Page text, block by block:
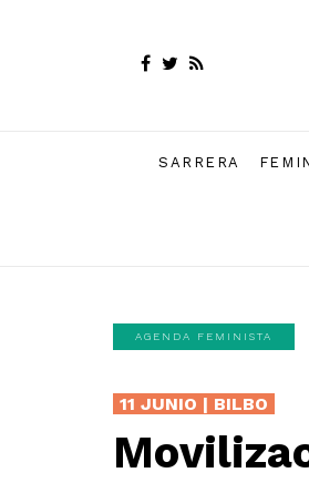
SARRERA
AGENDA FEMINISTA
11 JUNIO | BILBO